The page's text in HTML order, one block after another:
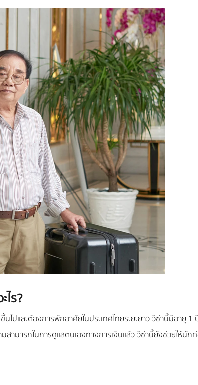
ไร?
และต้องการพักอาศัยในประเทศไทยระยะยาว วีซ่านี้มีอายุ 1
มารถในการดูแลตนเองทางการเงินแล้ว วีซ่านี้ยังช่วยให้นัก